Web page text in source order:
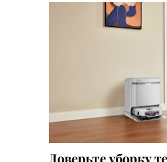
Доверьте уборку